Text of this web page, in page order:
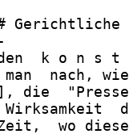
Gerichtliche
k o n s t
man  nach,
die
Wirksamkeit
wo